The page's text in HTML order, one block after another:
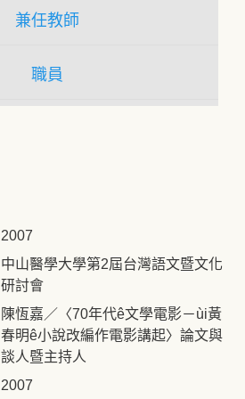
兼任教師
職員
2007
中山醫學大學第2屆台灣語文暨文化
研討會
陳恆嘉／〈70年代ê文學電影－ùi黃
春明ê小說改編作電影講起〉論文與
談人暨主持人
2007